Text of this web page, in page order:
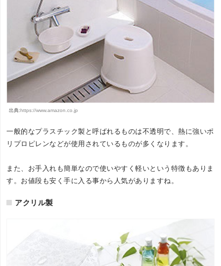
出典: https://www.amazon.co.jp
一般的なプラスチック製と呼ばれるものは不透明で、熱に強いポ
リプロピレンなどが使用されているものが多くなります。
また、お手入れも簡単なので使いやすく軽いという特徴もありま
す。お値段も安く手に入る事から人気がありますね。
アクリル製